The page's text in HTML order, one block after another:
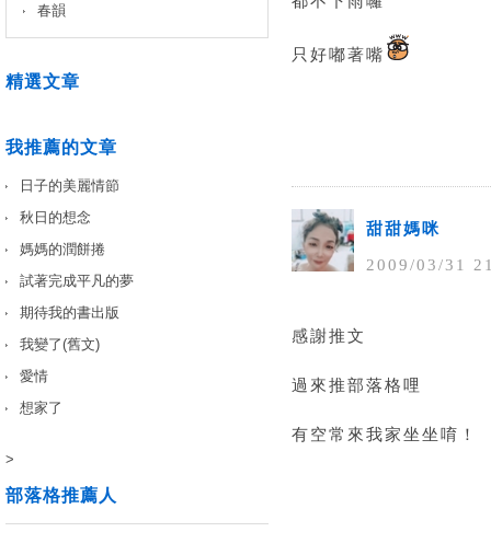
只好嘟著嘴
甜甜媽咪
2009/03/31
感謝推文
過來推部落格哩
有空常來我家坐坐唷！
春韻
精選文章
我推薦的文章
日子的美麗情節
秋日的想念
媽媽的潤餅捲
試著完成平凡的夢
期待我的書出版
我變了(舊文)
愛情
想家了
>
部落格推薦人